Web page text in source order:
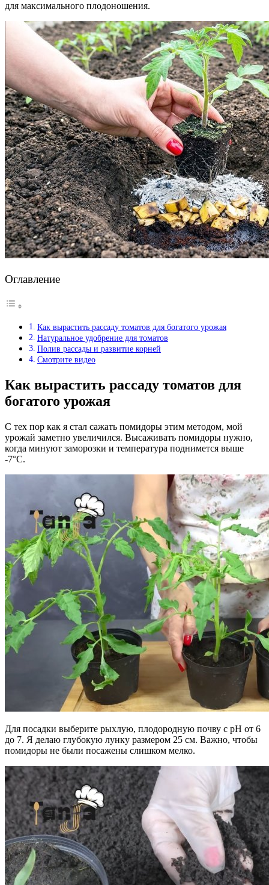
для максимального плодоношения.
Оглавление
Как вырастить рассаду томатов для богатого урожая
Натуральное удобрение для томатов
Полив рассады и развитие корней
Смотрите видео
Как вырастить рассаду томатов для
богатого урожая
С тех пор как я стал сажать помидоры этим методом, мой
урожай заметно увеличился. Высаживать помидоры нужно,
когда минуют заморозки и температура поднимется выше
-7°C.
Для посадки выберите рыхлую, плодородную почву с pH от 6
до 7. Я делаю глубокую лунку размером 25 см. Важно, чтобы
помидоры не были посажены слишком мелко.